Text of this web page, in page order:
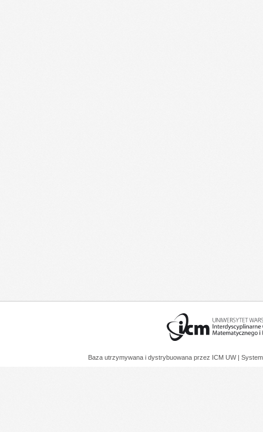
Baza utrzymywana i dystrybuowana przez ICM UW |